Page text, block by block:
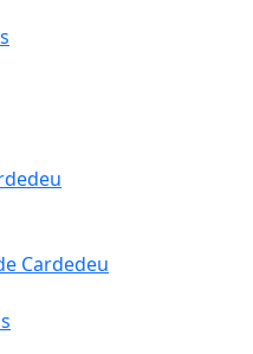
Cardedeu